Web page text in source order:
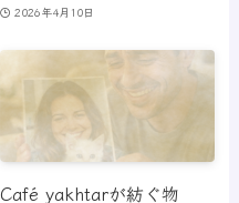
2026年4月10日
Café yakhtarが紡ぐ物